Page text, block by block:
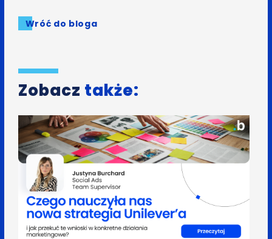
Wróć do bloga
Zobacz także: